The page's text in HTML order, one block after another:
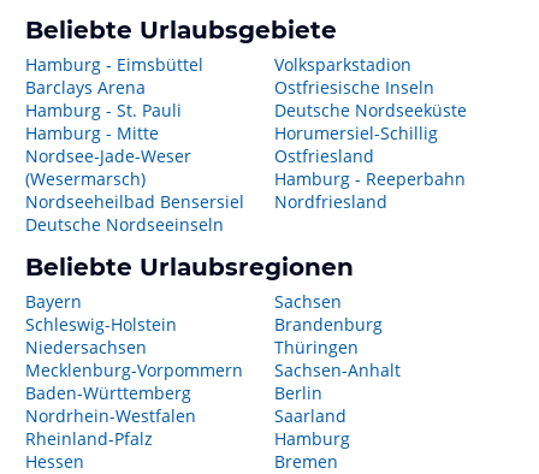
Beliebte Urlaubsgebiete
Hamburg - Eimsbüttel
Barclays Arena
Hamburg - St. Pauli
Hamburg - Mitte
Nordsee-Jade-Weser
(Wesermarsch)
Nordseeheilbad Bensersiel
Deutsche Nordseeinseln
Volksparkstadion
Ostfriesische Inseln
Deutsche Nordseeküste
Horumersiel-Schillig
Ostfriesland
Hamburg - Reeperbahn
Nordfriesland
Beliebte Urlaubsregionen
Bayern
Schleswig-Holstein
Niedersachsen
Mecklenburg-Vorpommern
Baden-Württemberg
Nordrhein-Westfalen
Rheinland-Pfalz
Hessen
Sachsen
Brandenburg
Thüringen
Sachsen-Anhalt
Berlin
Saarland
Hamburg
Bremen